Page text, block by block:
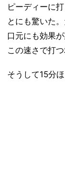
ピーディーに
とにも驚いた
口元にも効果
この速さで打
そうして15分ほ